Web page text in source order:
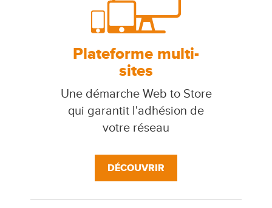
Plateforme multi-
sites
Une démarche Web to Store
qui garantit l'adhésion de
votre réseau
DÉCOUVRIR